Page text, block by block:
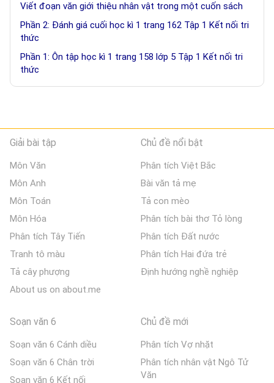
Viết đoạn văn giới thiệu nhân vật trong một cuốn sách
Phần 2: Đánh giá cuối học kì 1 trang 162 Tập 1 Kết nối tri
thức
Phần 1: Ôn tập học kì 1 trang 158 lớp 5 Tập 1 Kết nối tri
thức
Giải bài tập
Môn Văn
Môn Anh
Môn Toán
Môn Hóa
Phân tích Tây Tiến
Tranh tô màu
Tả cây phượng
About us on about.me
Chủ đề nổi bật
Phân tích Việt Bắc
Bài văn tả mẹ
Tả con mèo
Phân tích bài thơ Tỏ lòng
Phân tích Đất nước
Phân tích Hai đứa trẻ
Định hướng nghề nghiệp
Soạn văn 6
Soạn văn 6 Cánh diều
Soạn văn 6 Chân trời
Soạn văn 6 Kết nối
Chủ đề mới
Phân tích Vợ nhặt
Phân tích nhân vật Ngô Tử
Văn